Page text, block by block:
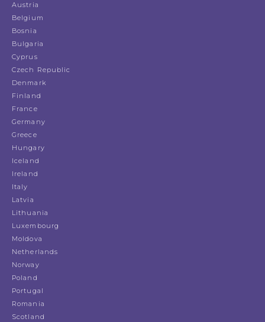
Austria
Belgium
Bosnia
Bulgaria
Cyprus
Czech Republic
Denmark
Finland
France
Germany
Greece
Hungary
Iceland
Ireland
Italy
Latvia
Lithuania
Luxembourg
Moldova
Netherlands
Norway
Poland
Portugal
Romania
Scotland